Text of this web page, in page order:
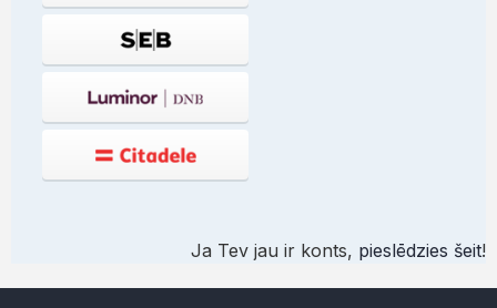
Ja Tev jau ir konts, pieslēdzies šeit!